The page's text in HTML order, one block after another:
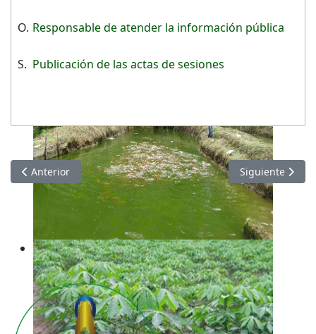
O. Responsable de atender la información pública
S. Publicación de las actas de sesiones
Artículo anterior: Información de JULIO 2022
Anterior Artículo
Siguiente